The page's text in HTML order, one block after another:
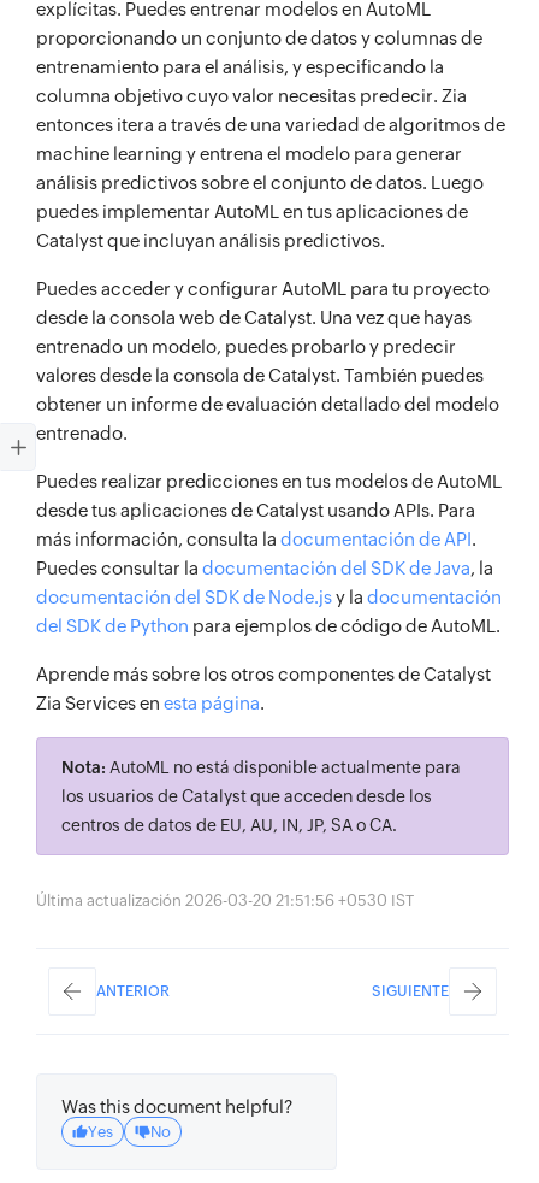
explícitas. Puedes entrenar modelos en AutoML
proporcionando un conjunto de datos y columnas de
entrenamiento para el análisis, y especificando la
columna objetivo cuyo valor necesitas predecir. Zia
entonces itera a través de una variedad de algoritmos de
machine learning y entrena el modelo para generar
análisis predictivos sobre el conjunto de datos. Luego
puedes implementar AutoML en tus aplicaciones de
Catalyst que incluyan análisis predictivos.
Puedes acceder y configurar AutoML para tu proyecto
desde la consola web de Catalyst. Una vez que hayas
entrenado un modelo, puedes probarlo y predecir
valores desde la consola de Catalyst. También puedes
obtener un informe de evaluación detallado del modelo
entrenado.
Puedes realizar predicciones en tus modelos de AutoML
desde tus aplicaciones de Catalyst usando APIs. Para
más información, consulta la documentación de API.
Puedes consultar la documentación del SDK de Java, la
documentación del SDK de Node.jsy la documentación
del SDK de Python para ejemplos de código de AutoML.
Aprende más sobre los otros componentes de Catalyst
Zia Services en esta página.
Nota: AutoML no está disponible actualmente para
los usuarios de Catalyst que acceden desde los
centros de datos de EU, AU, IN, JP, SA o CA.
Última actualización 2026-03-20 21:51:56 +0530 IST
ANTERIOR SIGUIENTE
Was this document helpful?
Yes No